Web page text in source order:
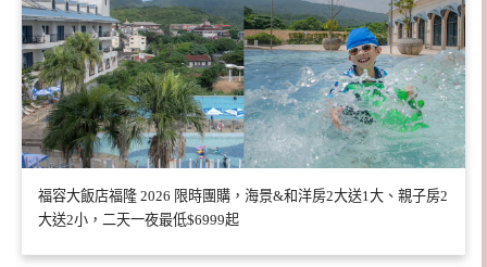
福容大飯店福隆 2026 限時團購，海景&和洋房2大送1大、親子房2
大送2小，二天一夜最低$6999起